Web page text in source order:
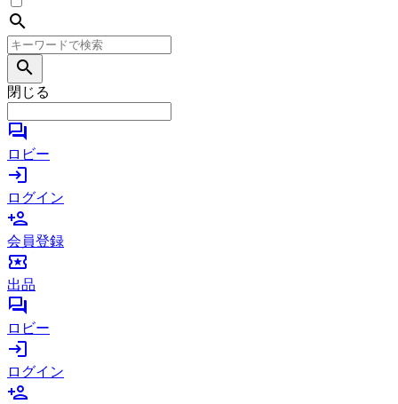
search
search
閉じる
forum
ロビー
login
ログイン
person_add
会員登録
local_activity
出品
forum
ロビー
login
ログイン
person_add